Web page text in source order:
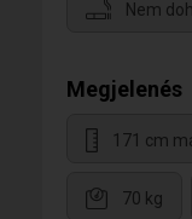
Nem
Megjelenés
171 cm
70 kg